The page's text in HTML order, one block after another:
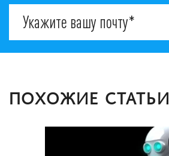
ПОХОЖИЕ СТАТЬИ